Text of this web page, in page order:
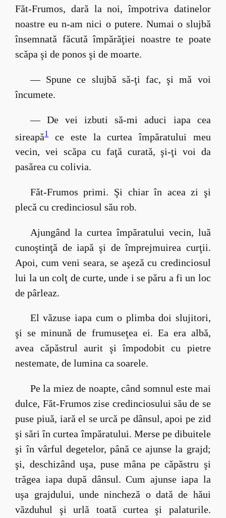
Făt-Frumos, dară la noi, împotriva datinelor
noastre eu n-am nici o putere. Numai o slujbă
însemnată făcută împărăţiei noastre te poate
scăpa şi de ponos şi de moarte.
— Spune ce slujbă să-ţi fac, şi mă voi
încumete.
— De vei izbuti să-mi aduci iapa cea
sireapă1ce este la curtea împăratului meu
vecin, vei scăpa cu faţă curată, şi-ţi voi da
pasărea cu colivia.
Făt-Frumos primi. Şi chiar în acea zi şi
plecă cu credinciosul său rob.
Ajungând la curtea împăratului vecin, luă
cunoştinţă de iapă şi de împrejmuirea curţii.
Apoi, cum veni seara, se aşeză cu credinciosul
lui la un colţ de curte, unde i se păru a fi un loc
de pârleaz.
El văzuse iapa cum o plimba doi slujitori,
şi se minună de frumuseţea ei. Ea era albă,
avea căpăstrul aurit şi împodobit cu pietre
nestemate, de lumina ca soarele.
Pe la miez de noapte, când somnul este mai
dulce, Făt-Frumos zise credinciosului său de se
puse piuă, iară el se urcă pe dânsul, apoi pe zid
şi sări în curtea împăratului. Merse pe dibuitele
şi în vârful degetelor, până ce ajunse la grajd;
şi, deschizând uşa, puse mâna pe căpăstru şi
trăgea iapa după dânsul. Cum ajunse iapa la
uşa grajdului, unde nincheză o dată de hăui
văzduhul şi urlă toată curtea şi palaturile.